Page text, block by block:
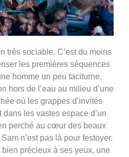
très sociable. C’est du moins
les premières séquences
homme un peu taciturne,
hors de l’eau au milieu d’une
où les grappes d’invités
les vastes espace d’un
perché au cœur des beaux
n’est pas là pour festoyer.
bien précieux à ses yeux, une